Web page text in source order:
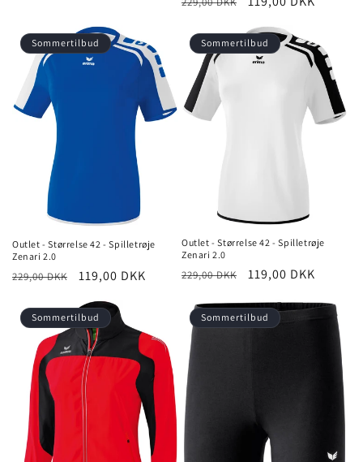
Sommertilbud
Outlet - Størrelse 42 - Spilletrøje
Zenari 2.0
Normalpris
229,00 DKK Udsalgspris
119,00 DKK
Sommertilbud
Outlet - Størrelse 42 - Spilletrøje
Zenari 2.0
Normalpris
229,00 DKK Udsalgspris
119,00 DKK
Sommertilbud Sommertilbud